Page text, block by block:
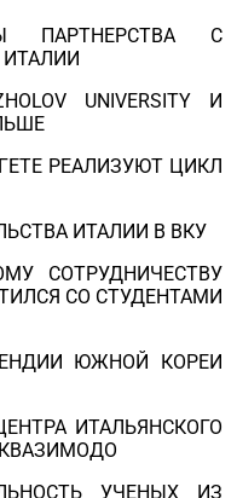
ПАРТНЕРСТВА С
UNIVERSITY И
РЕАЛИЗУЮТ ЦИКЛ
ИТАЛИИ В ВКУ
СОТРУДНИЧЕСТВУ
СО СТУДЕНТАМИ
ЮЖНОЙ КОРЕИ
ИТАЛЬЯНСКОГО
УЧЕНЫХ ИЗ